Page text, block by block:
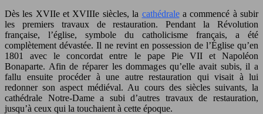
Dès les XVIIe et XVIIIe siècles, la cathédralea commencé à subir
les premiers travaux de restauration. Pendant la Révolution
française, l’église, symbole du catholicisme français, a été
complètement dévastée. Il ne revint en possession de l’Église qu’en
1801 avec le concordat entre le pape Pie VII et Napoléon
Bonaparte. Afin de réparer les dommages qu’elle avait subis, il a
fallu ensuite procéder à une autre restauration qui visait à lui
redonner son aspect médiéval. Au cours des siècles suivants, la
cathédrale Notre-Dame a subi d’autres travaux de restauration,
jusqu’à ceux qui la touchaient à cette époque.